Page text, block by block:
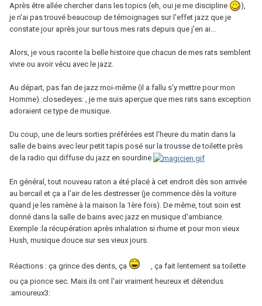
Après être allée chercher dans les topics (eh, oui je me discipline
),
je n'ai pas trouvé beaucoup de témoignages sur l'effet jazz que je
constate jour après jour sur tous mes rats depuis que j'en ai...
Alors, je vous raconte la belle histoire que chacun de mes rats semblent
vivre ou avoir vécu avec le jazz.
Au départ, pas fan de jazz moi-même (il a fallu s'y mettre pour mon
Homme) :closedeyes: , je me suis aperçue que mes rats sans exception
adoraient ce type de musique.
Du coup, une de leurs sorties préférées est l'heure du matin dans la
salle de bains avec leur petit tapis posé sur la trousse de toilette près
de la radio qui diffuse du jazz en sourdine
En général, tout nouveau raton a été placé à cet endroit dès son arrivée
au bercail et ça a l'air de les destresser (je commence dès la voiture
quand je les ramène à la maison la 1ère fois). De même, tout soin est
donné dans la salle de bains avec jazz en musique d'ambiance.
Exemple :la récupération après inhalation si rhume et pour mon vieux
Hush, musique douce sur ses vieux jours.
Réactions : ça grince des dents, ça
, ça fait lentement sa toilette
ou ça pionce sec. Mais ils ont l'air vraiment heureux et détendus
:amoureux3: